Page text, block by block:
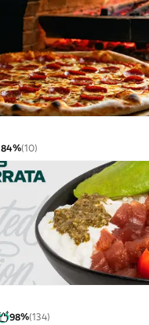
84%(10)
98%(134)